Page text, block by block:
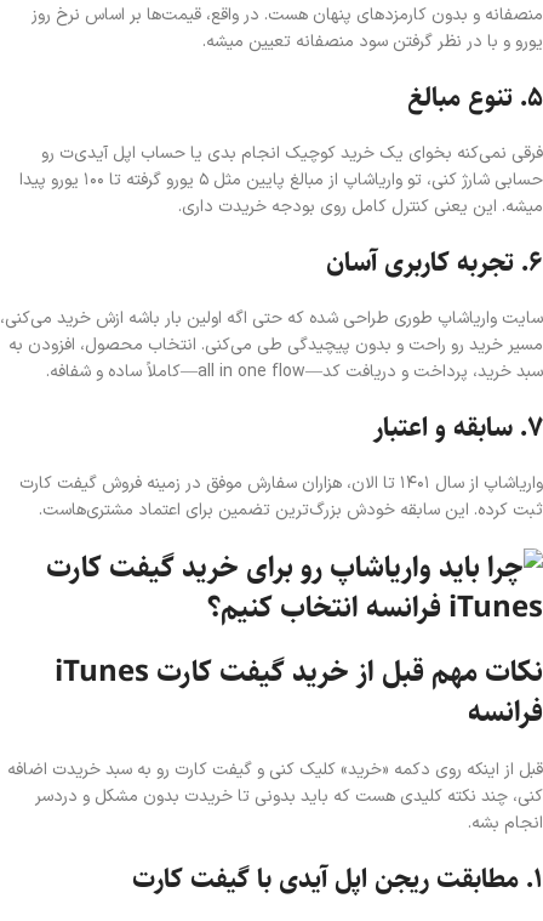
منصفانه و بدون کارمزدهای پنهان هست. در واقع، قیمت‌ها بر اساس نرخ روز
یورو و با در نظر گرفتن سود منصفانه تعیین میشه.
۵. تنوع مبالغ
فرقی نمی‌کنه بخوای یک خرید کوچیک انجام بدی یا حساب اپل آیدی‌ت رو
حسابی شارژ کنی، تو واریا‌شاپ از مبالغ پایین مثل ۵ یورو گرفته تا ۱۰۰ یورو پیدا
میشه. این یعنی کنترل کامل روی بودجه خریدت داری.
۶. تجربه کاربری آسان
سایت واریا‌شاپ طوری طراحی شده که حتی اگه اولین بار باشه ازش خرید می‌کنی،
مسیر خرید رو راحت و بدون پیچیدگی طی می‌کنی. انتخاب محصول، افزودن به
سبد خرید، پرداخت و دریافت کد—all in one flow—کاملاً ساده و شفافه.
۷. سابقه و اعتبار
واریا‌شاپ از سال ۱۴۰۱ تا الان، هزاران سفارش موفق در زمینه فروش گیفت کارت
ثبت کرده. این سابقه خودش بزرگ‌ترین تضمین برای اعتماد مشتری‌هاست.
نکات مهم قبل از خرید گیفت کارت iTunes
فرانسه
قبل از اینکه روی دکمه «خرید» کلیک کنی و گیفت کارت رو به سبد خریدت اضافه
کنی، چند نکته کلیدی هست که باید بدونی تا خریدت بدون مشکل و دردسر
انجام بشه.
۱. مطابقت ریجن اپل آیدی با گیفت کارت